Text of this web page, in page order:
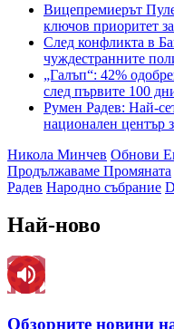
Вицепремиерът
ключов приоритет
След конфликта в
чуждестранните
„Галъп“: 42%
след първите 100
Румен Радев: Най-
национален център
Никола Минчев Обнови
Продължаваме Промяната
Радев Народно събрание
Най-ново
Обзорните новини